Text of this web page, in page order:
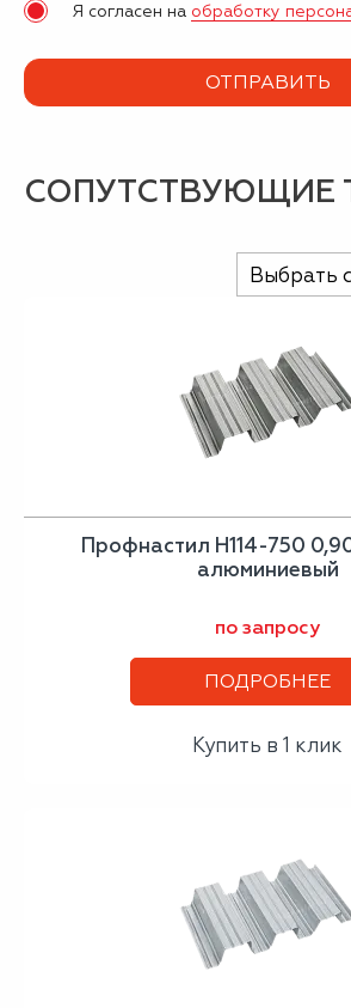
Я согласен на обработку
СОПУТСТВУЮЩИЕ
Выбрать
Профнастил H114-750
алюминиевый
по запросу
ПОДРОБНЕЕ
Купить в 1 клик